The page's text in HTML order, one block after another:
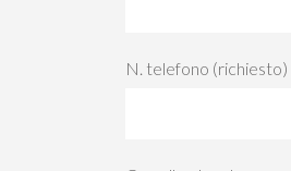
N. telefono (richiesto)